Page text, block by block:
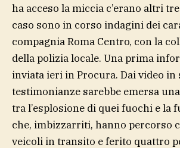
ha acceso la miccia c’erano altri
caso sono in corso indagini dei
compagnia Roma Centro, con la
della polizia locale. Una prima
inviata ieri in Procura. Dai video in
testimonianze sarebbe emersa una
tra l’esplosione di quei fuochi e la
che, imbizzarriti, hanno percorso
veicoli in transito e ferito quattro